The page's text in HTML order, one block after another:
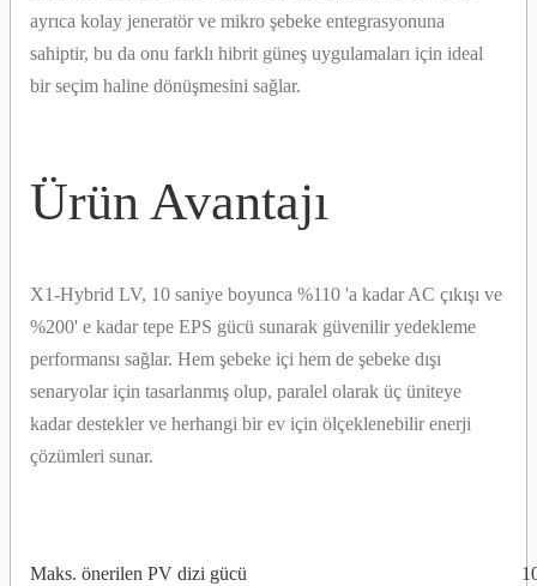
ayrıca kolay jeneratör ve mikro şebeke entegrasyonuna
sahiptir, bu da onu farklı hibrit güneş uygulamaları için ideal
bir seçim haline dönüşmesini sağlar.
Ürün Avantajı
X1-Hybrid LV, 10 saniye boyunca %110 'a kadar AC çıkışı ve
%200' e kadar tepe EPS gücü sunarak güvenilir yedekleme
performansı sağlar. Hem şebeke içi hem de şebeke dışı
senaryolar için tasarlanmış olup, paralel olarak üç üniteye
kadar destekler ve herhangi bir ev için ölçeklenebilir enerji
çözümleri sunar.
Maks. önerilen PV dizi gücü